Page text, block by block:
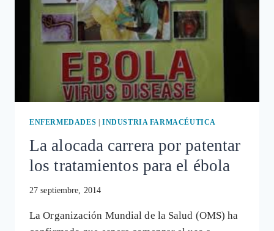
ENFERMEDADES | INDUSTRIA FARMACÉUTICA
La alocada carrera por patentar
los tratamientos para el ébola
27 septiembre, 2014
La Organización Mundial de la Salud (OMS) ha